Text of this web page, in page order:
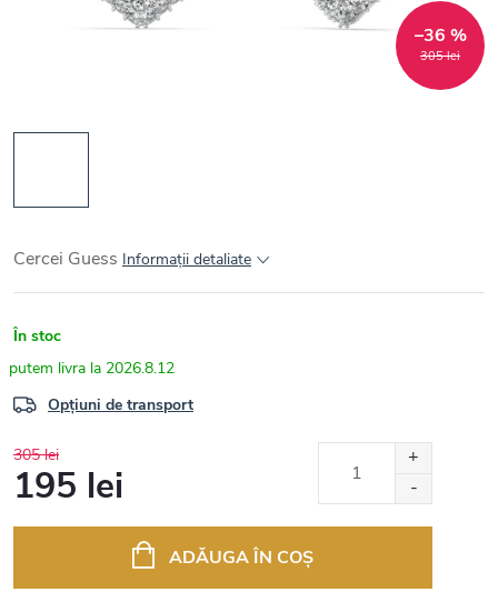
305 lei
–36 %
Cercei Guess Informaţii detaliate
În stoc
2026.8.12
Opțiuni de transport
305 lei
195 lei
ADĂUGA ÎN COŞ